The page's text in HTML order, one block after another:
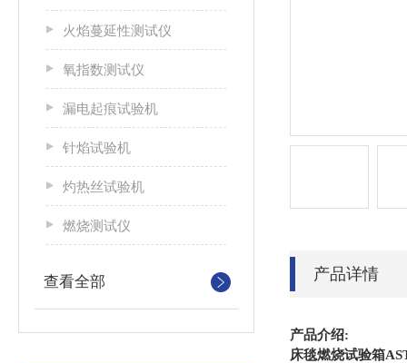
火焰蔓延性测试仪
氧指数测试仪
漏电起痕试验机
针焰试验机
灼热丝试验机
燃烧测试仪
查看全部 产品详情
产品介绍:
床毯燃烧试验箱